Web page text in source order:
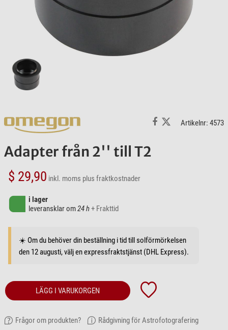
Artikelnr: 4573
Adapter från 2'' till T2
$ 29,90 inkl. moms plus fraktkostnader
i lager
leveransklar om24 h+ Frakttid
☀️ Om du behöver din beställning i tid till solförmörkelsen
den 12 augusti, välj en expressfraktstjänst (DHL Express).
LÄGG I VARUKORGEN
Frågor om produkten? Rådgivning för Astrofotografering